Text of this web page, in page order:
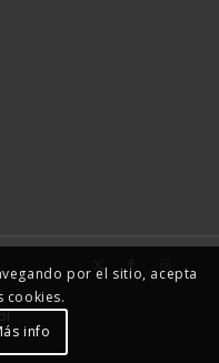
por el sitio, acepta
cookies.
info